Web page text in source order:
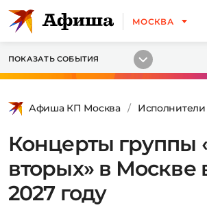
МОСКВА
ПОКАЗАТЬ СОБЫТИЯ
Афиша КП Москва Исполнители
Концерты группы
вторых» в Москве
2027 году